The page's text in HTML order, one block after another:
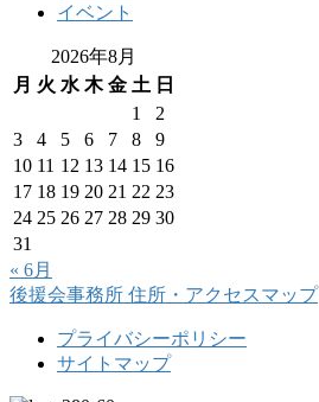
イベント
2026年8月
月 火 水 木 金 土 日
1
2
3
4 5 6 7 8
9
10 11 12 13 14 15 16
17 18 19 20 21 22 23
24 25 26 27 28 29 30
31
« 6月
後援会事務所 住所・アクセスマップ
プライバシーポリシー
サイトマップ